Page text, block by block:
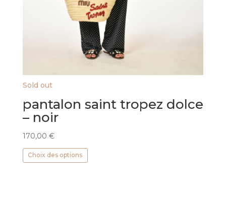
Sold out
pantalon saint tropez dolce
– noir
170,00 €
Choix des options
Ce